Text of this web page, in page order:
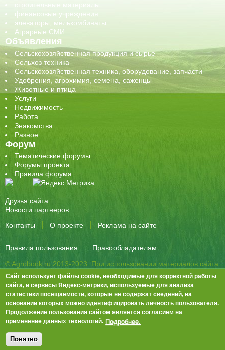
строительные материалы
финансовые учреждения
элеваторы, мелькомбинаты
Аграрные СМИ
Объявления
Сельскохозяйственная продукция и сырье
Сельхоз техника
Сельскохозяйственная техника, оборудование, запчасти
Удобрения, агрохимия, семена, саженцы
Животные и птица
Услуги
Недвижимость
Работа
Знакомства
Разное
Форум
Тематические форумы
Форумы проекта
Правила форума
Друзья сайта
Новости партнеров
Контакты
О проекте Реклама на сайте
Правила пользования
Правообладателям
© Agrobook.ru 2013-2023. При использовании материалов сайта
активная ссылка на публикацию обязательна.
344000, Ростов-на-Дону, ул. Города Волос, д.6, 8 этаж, офис 803
Тел./факс: +7 (863) 282-83-13 e-mail:info@agrobook.ru
Возрастная категория сайта: 16+. Объявления на сайте не
премодерируются.Положение о защите персональных данных
Гала Алиевна Каймакчи – редактор, тел.: (863) 282-83-13
info@agrobook.ru
Сайт использует файлы cookie, необходимые для корректной работы
сайта, и сервисы Яндекс-метрики, используемые для анализа
статистики посещаемости, которые не содержат сведений, на
основании которых можно идентифицировать личность пользователя.
Продолжение пользования сайтом является согласием на
применение данных технологий. Подробнее.
Понятно